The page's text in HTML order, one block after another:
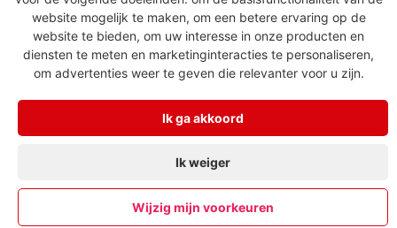
website mogelijk te maken, om een betere ervaring op de
website te bieden, om uw interesse in onze producten en
diensten te meten en marketinginteracties te personaliseren,
om advertenties weer te geven die relevanter voor u zijn.
Ik ga akkoord
Ik weiger
Wijzig mijn voorkeuren
NIEUWS
Algemene voorwaarden
Disclaimer